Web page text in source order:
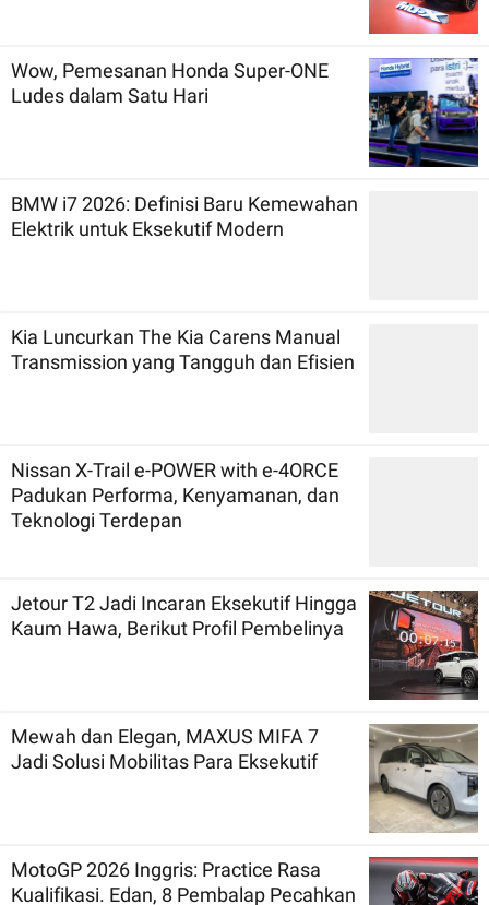
Wow, Pemesanan Honda Super-ONE
Ludes dalam Satu Hari
BMW i7 2026: Definisi Baru Kemewahan
Elektrik untuk Eksekutif Modern
Kia Luncurkan The Kia Carens Manual
Transmission yang Tangguh dan Efisien
Nissan X-Trail e-POWER with e-4ORCE
Padukan Performa, Kenyamanan, dan
Teknologi Terdepan
Jetour T2 Jadi Incaran Eksekutif Hingga
Kaum Hawa, Berikut Profil Pembelinya
Mewah dan Elegan, MAXUS MIFA 7
Jadi Solusi Mobilitas Para Eksekutif
MotoGP 2026 Inggris: Practice Rasa
Kualifikasi. Edan, 8 Pembalap Pecahkan